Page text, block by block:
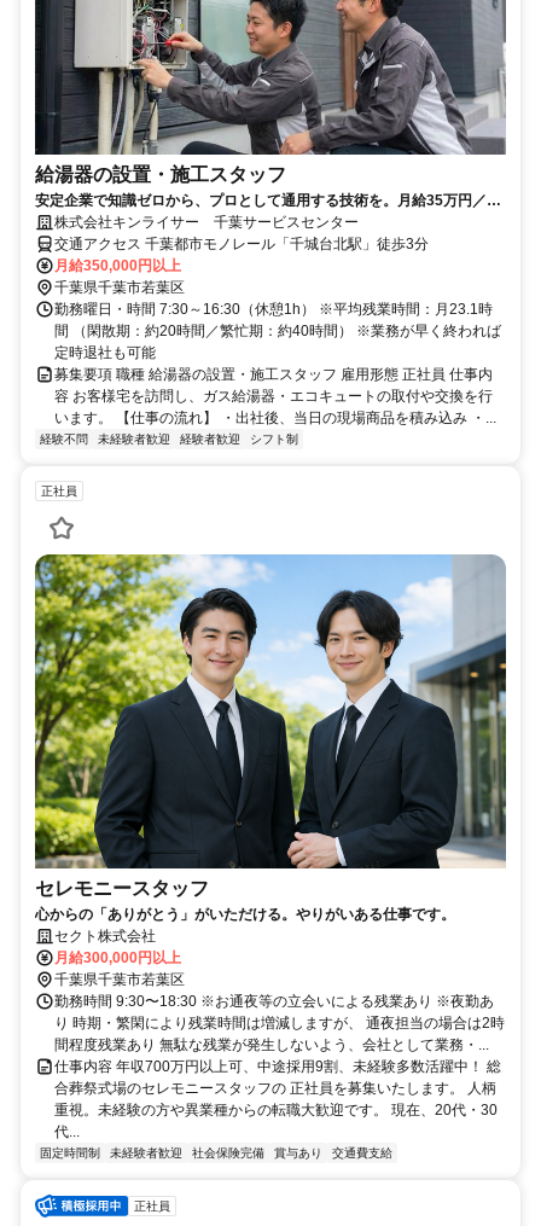
給湯器の設置・施工スタッフ
安定企業で知識ゼロから、プロとして通用する技術を。月給35万円／1
日1～3件・夕方退社可／給湯器交換
株式会社キンライサー 千葉サービスセンター
交通アクセス 千葉都市モノレール「千城台北駅」徒歩3分
月給350,000円以上
千葉県千葉市若葉区
勤務曜日・時間 7:30～16:30（休憩1h） ※平均残業時間：月23.1時
間 （閑散期：約20時間／繁忙期：約40時間） ※業務が早く終われば
定時退社も可能
募集要項 職種 給湯器の設置・施工スタッフ 雇用形態 正社員 仕事内
容 お客様宅を訪問し、ガス給湯器・エコキュートの取付や交換を行
います。 【仕事の流れ】 ・出社後、当日の現場商品を積み込み ・...
経験不問 未経験者歓迎 経験者歓迎 シフト制
正社員
セレモニースタッフ
心からの「ありがとう」がいただける。やりがいある仕事です。
セクト株式会社
月給300,000円以上
千葉県千葉市若葉区
勤務時間 9:30〜18:30 ※お通夜等の立会いによる残業あり ※夜勤あ
り 時期・繁閑により残業時間は増減しますが、 通夜担当の場合は2時
間程度残業あり 無駄な残業が発生しないよう、会社として業務・...
仕事内容 年収700万円以上可、中途採用9割、未経験多数活躍中！ 総
合葬祭式場のセレモニースタッフの 正社員を募集いたします。 人柄
重視。未経験の方や異業種からの転職大歓迎です。 現在、20代・30
代...
固定時間制 未経験者歓迎 社会保険完備 賞与あり 交通費支給
正社員